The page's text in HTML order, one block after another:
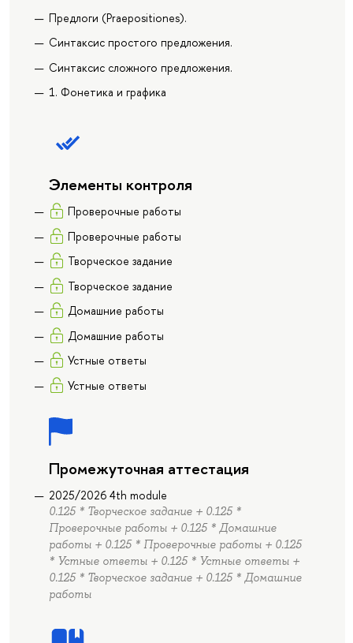
Предлоги (Praepositiones).
Синтаксис простого предложения.
Синтаксис сложного предложения.
1. Фонетика и графика
Элементы контроля
Проверочные работы
Проверочные работы
Творческое задание
Творческое задание
Домашние работы
Домашние работы
Устные ответы
Устные ответы
Промежуточная аттестация
2025/2026 4th module
0.125 * Творческое задание + 0.125 *
Проверочные работы + 0.125 * Домашние
работы + 0.125 * Проверочные работы + 0.125
* Устные ответы + 0.125 * Устные ответы +
0.125 * Творческое задание + 0.125 * Домашние
работы